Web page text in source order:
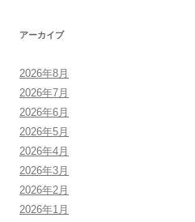
アーカイブ
2026年8月
2026年7月
2026年6月
2026年5月
2026年4月
2026年3月
2026年2月
2026年1月